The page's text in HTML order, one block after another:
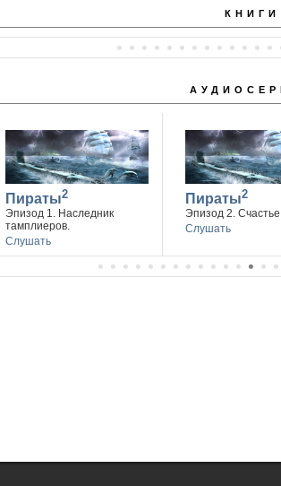
КНИГИ
Пираты2
Эпизод 1. Наследник
тамплиеров.
Слушать
Пираты2
Эпизод 2. Счастье
Слушать